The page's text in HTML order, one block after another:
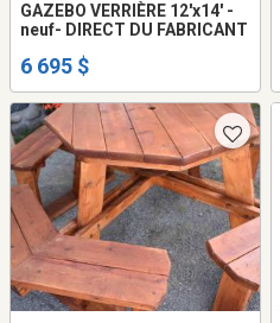
GAZEBO VERRIÈRE 12'x14' -
neuf- DIRECT DU FABRICANT
6 695 $